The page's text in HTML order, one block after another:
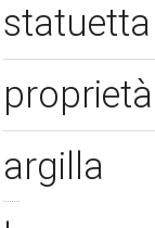
argilla